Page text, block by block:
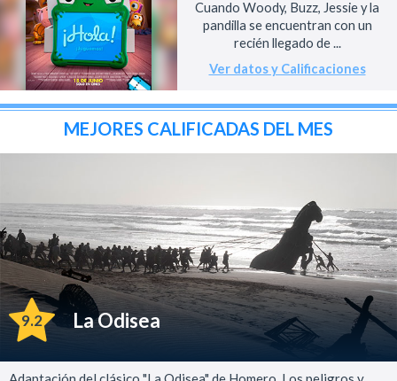
Cuando Woody, Buzz, Jessie y la
pandilla se encuentran con un
recién llegado de ...
Ver datos y Calificaciones
MEJORES CALIFICADAS DEL MES
9.2 La Odisea